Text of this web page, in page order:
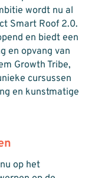
wordt nu al
Smart Roof 2.0.
en biedt een
en opvang van
Growth Tribe,
cursussen
en kunstmatige
op het